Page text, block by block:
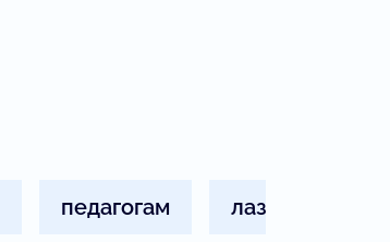
педагогам лазурный